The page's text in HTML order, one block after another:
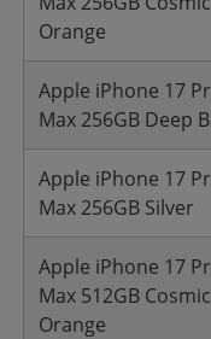
Orange
Apple iPhone 17
Max 256GB Deep
Apple iPhone 17
Max 256GB Silver
Apple iPhone 17
Max 512GB Cosmic
Orange